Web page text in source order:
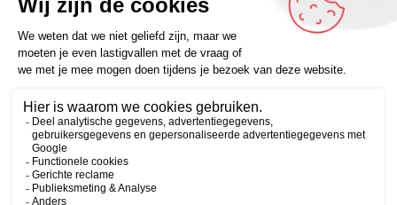
mailadres
Inschrijven
FacebookInstagramLinkedInYouTubeSpotify